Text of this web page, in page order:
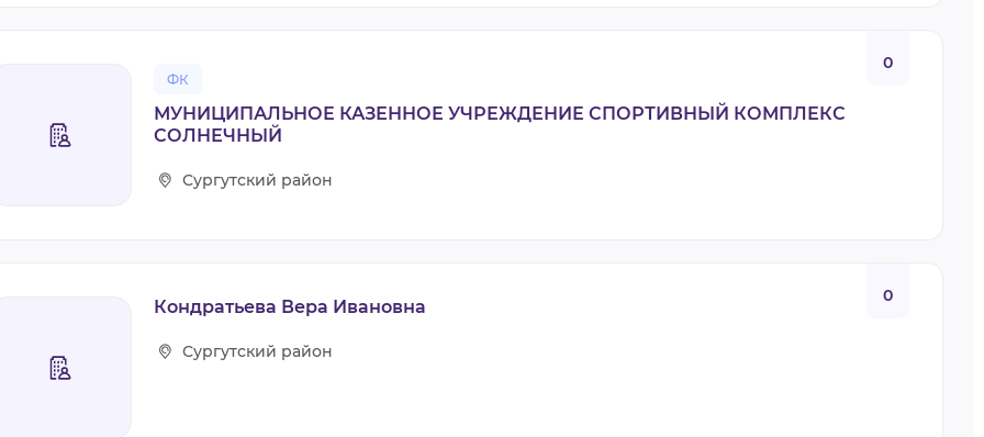
ФК
0
МУНИЦИПАЛЬНОЕ КАЗЕННОЕ УЧРЕЖДЕНИЕ СПОРТИВНЫЙ КОМПЛЕКС
СОЛНЕЧНЫЙ
Сургутский район
0
Кондратьева Вера Ивановна
Сургутский район